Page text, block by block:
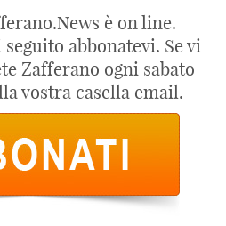
è on line.
abbonatevi. Se vi
Zafferano ogni sabato
vostra casella email.